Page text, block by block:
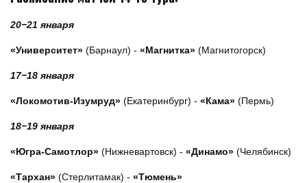
20−21 января
«Университет» (Барнаул) - «Магнитка» (Магнитогорск)
17−18 января
«Локомотив-Изумруд» (Екатеринбург) - «Кама» (Пермь)
18−19 января
«Югра-Самотлор» (Нижневартовск) - «Динамо» (Челябинск)
«Тархан» (Стерлитамак) - «Тюмень»